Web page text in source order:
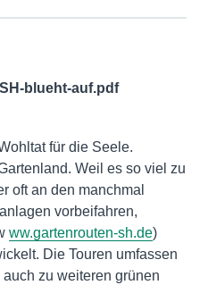
blueht-auf.pdf
für die Seele.
Weil es so viel zu
oft an den manchmal
vorbeifahren,
ww.gartenrouten-sh.de)
Die Touren umfassen
zu weiteren grünen